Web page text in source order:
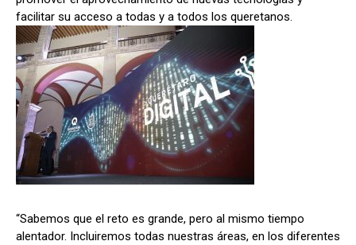
facilitar su acceso a todas y a todos los queretanos.
“Sabemos que el reto es grande, pero al mismo tiempo
alentador. Incluiremos todas nuestras áreas, en los diferentes